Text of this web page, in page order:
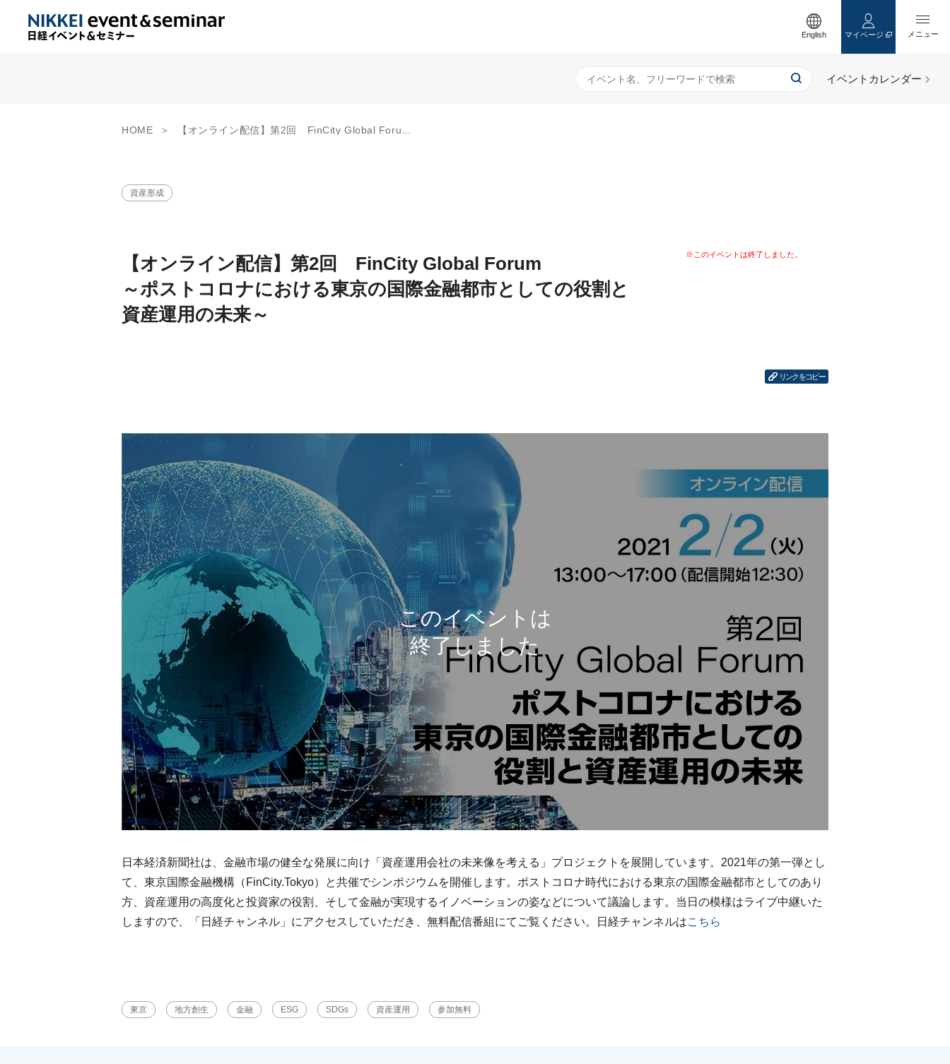
English マイページ
HOME 【オンライン配信】第2回 FinCity Global Forum ～ポストコロナにおける東京の国際金融都市としての役割と資産運用の未来～
資産形成
【オンライン配信】第2回 FinCity Global Forum
～ポストコロナにおける東京の国際金融都市としての役割と
資産運用の未来～
リンクをコピー
日本経済新聞社は、金融市場の健全な発展に向け「資産運用会社の未来像を考える」プロジェクトを展開しています。2021年の第一弾とし
て、東京国際金融機構（FinCity.Tokyo）と共催でシンポジウムを開催します。ポストコロナ時代における東京の国際金融都市としてのあり
方、資産運用の高度化と投資家の役割、そして金融が実現するイノベーションの姿などについて議論します。当日の模様はライブ中継いた
しますので、「日経チャンネル」にアクセスしていただき、無料配信番組にてご覧ください。日経チャンネルはこちら
東京 地方創生 金融 ESG SDGs 資産運用 参加無料